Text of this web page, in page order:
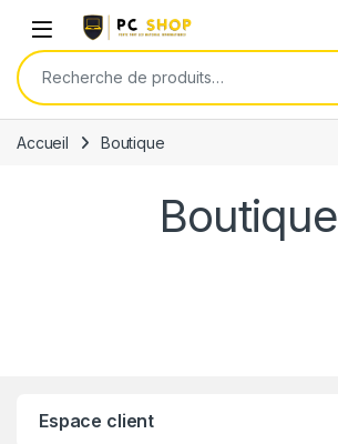
Skip to navigation
Skip to content
Recherche pour :
Accueil Boutique
Boutique
Espace client